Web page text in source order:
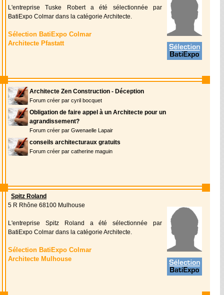
L'entreprise Tuske Robert a été sélectionnée par
BatiExpo Colmar dans la catégorie Architecte.
Sélection BatiExpo Colmar
Architecte Pfastatt
Architecte Zen Construction - Déception
Forum créer par cyril bocquet
Obligation de faire appel à un Architecte pour un
agrandissement?
Forum créer par Gwenaelle Lapair
conseils architecturaux gratuits
Forum créer par catherine maguin
Spitz Roland
5 R Rhône 68100 Mulhouse
L'entreprise Spitz Roland a été sélectionnée par
BatiExpo Colmar dans la catégorie Architecte.
Sélection BatiExpo Colmar
Architecte Mulhouse